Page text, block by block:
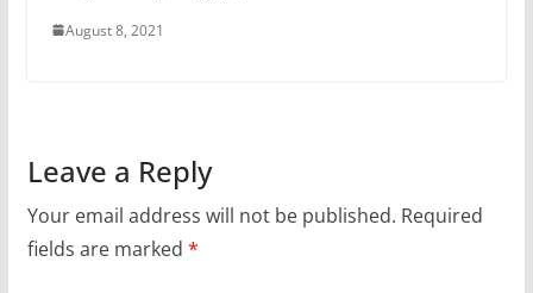
August 8, 2021
Leave a Reply
Your email address will not be published. Required
fields are marked *